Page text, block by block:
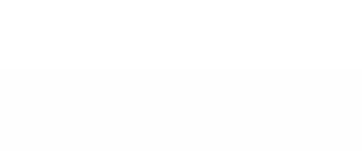
alp.bzh/